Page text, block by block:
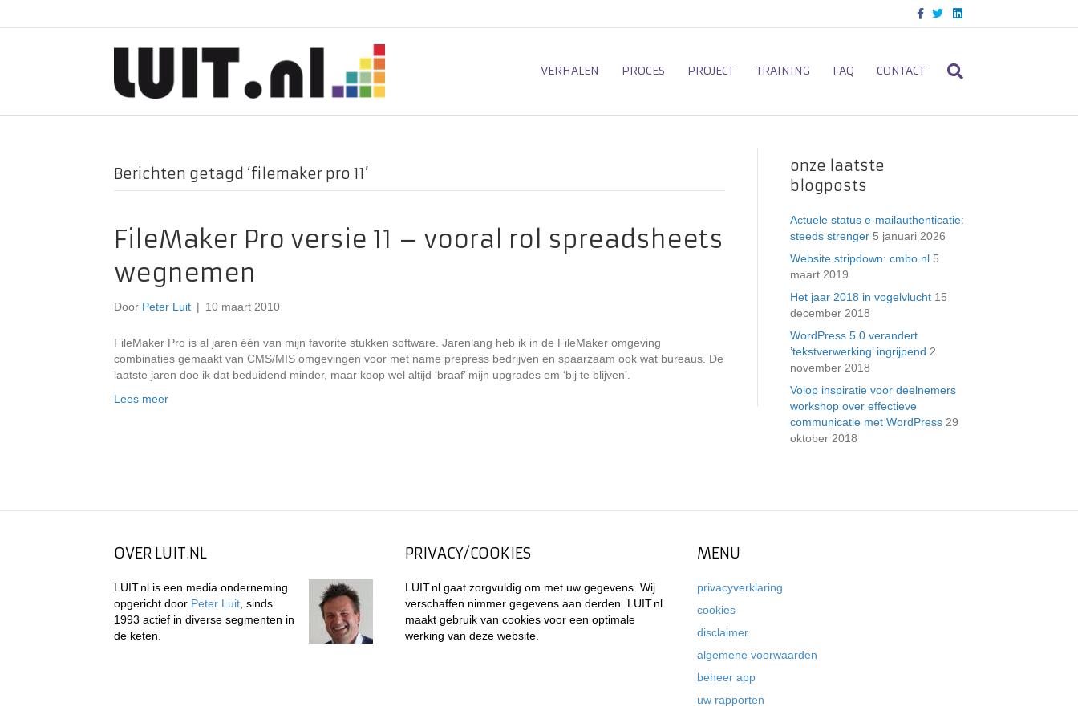
c
o
o
T
i
e
L
n
d
VERHALEN PROCES PROJECT TRAINING FAQ CONTACT
Berichten getagd ‘filemaker pro 11’
FileMaker Pro versie 11 – vooral rol spreadsheets
wegnemen
Door Peter Luit | 10 maart 2010
FileMaker Pro is al jaren één van mijn favorite stukken software. Jarenlang heb ik in de FileMaker omgeving
combinaties gemaakt van CMS/MIS omgevingen voor met name prepress bedrijven en spaarzaam ook wat bureaus. De
laatste jaren doe ik dat beduidend minder, maar koop wel altijd ‘braaf’ mijn upgrades em ‘bij te blijven’.
Lees meer
onze laatste
blogposts
Actuele status e-mailauthenticatie:
steeds strenger 5 januari 2026
Website stripdown: cmbo.nl 5
maart 2019
Het jaar 2018 in vogelvlucht 15
december 2018
WordPress 5.0 verandert
’tekstverwerking’ ingrijpend 2
november 2018
Volop inspiratie voor deelnemers
workshop over effectieve
communicatie met WordPress 29
oktober 2018
OVER LUIT.NL
LUIT.nl is een media onderneming
opgericht door Peter Luit , sinds
1993 actief in diverse segmenten in
de keten.
PRIVACY/COOKIES
LUIT.nl gaat zorgvuldig om met uw gegevens. Wij
verschaffen nimmer gegevens aan derden. LUIT.nl
maakt gebruik van cookies voor een optimale
werking van deze website.
MENU
privacyverklaring
cookies
disclaimer
algemene voorwaarden
beheer app
uw rapporten